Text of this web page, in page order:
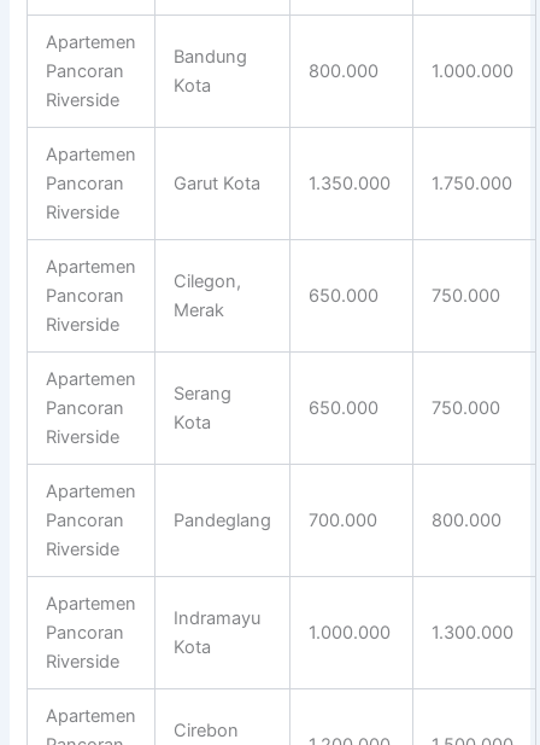
Apartemen
Pancoran
Riverside
Bandung
Kota
800.000 1.000.000
Apartemen
Pancoran
Riverside
Garut Kota 1.350.000 1.750.000
Apartemen
Pancoran
Riverside
Cilegon,
Merak
650.000 750.000
Apartemen
Pancoran
Riverside
Serang
Kota
650.000 750.000
Apartemen
Pancoran
Riverside
Pandeglang 700.000 800.000
Apartemen
Pancoran
Riverside
Indramayu
Kota
1.000.000 1.300.000
Apartemen
Cirebon